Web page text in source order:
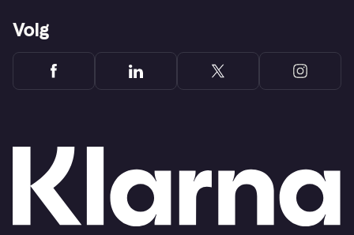
Volg